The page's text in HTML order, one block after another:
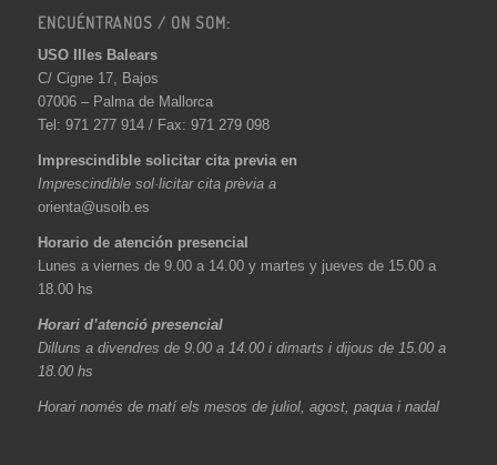
ENCUÉNTRANOS / ON SOM:
USO Illes Balears
C/ Cigne 17, Bajos
07006 – Palma de Mallorca
Tel: 971 277 914 / Fax: 971 279 098
Imprescindible solicitar cita previa en
Imprescindible sol·licitar cita prèvia a
orienta@usoib.es
Horario de atención presencial
Lunes a viernes de 9.00 a 14.00 y martes y jueves de 15.00 a
18.00 hs
Horari d’atenció presencial
Dilluns a divendres de 9.00 a 14.00 i dimarts i dijous de 15.00 a
18.00 hs
Horari només de matí els mesos de juliol, agost, paqua i nadal